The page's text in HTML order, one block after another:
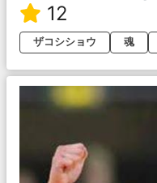
12
ザコシショウ
魂